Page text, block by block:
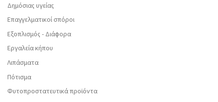
Δημόσιας υγείας
Επαγγελματικοί σπόροι
Εξοπλισμός - Διάφορα
Εργαλεία κήπου
Λιπάσματα
Πότισμα
Φυτοπροστατευτικά προϊόντα